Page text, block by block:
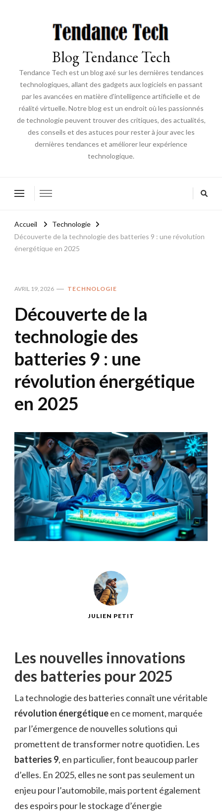
Blog Tendance Tech
Tendance Tech est un blog axé sur les dernières tendances
technologiques, allant des gadgets aux logiciels en passant
par les avancées en matière d'intelligence artificielle et de
réalité virtuelle. Notre blog est un endroit où les passionnés
de technologie peuvent trouver des critiques, des actualités,
des conseils et des astuces pour rester à jour avec les
dernières tendances et améliorer leur expérience
technologique.
Accueil
Technologie
Découverte de la technologie des batteries 9 : une révolution
énergétique en 2025
AVRIL 19, 2026 TECHNOLOGIE
Découverte de la
technologie des
batteries 9 : une
révolution énergétique
en 2025
JULIEN PETIT
Les nouvelles innovations
des batteries pour 2025
La technologie des batteries connaît une véritable
révolution énergétiqueen ce moment, marquée
par l’émergence de nouvelles solutions qui
promettent de transformer notre quotidien. Les
batteries 9, en particulier, font beaucoup parler
d’elles. En 2025, elles ne sont pas seulement un
enjeu pour l’automobile, mais portent également
des espoirs pour le stockage d’énergie